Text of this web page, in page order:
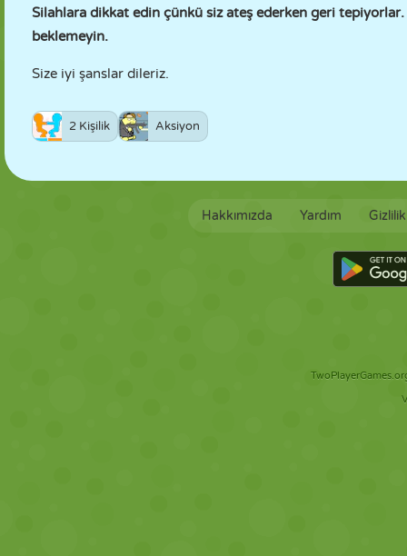
Silahlara dikkat edin çünkü siz ateş ederken geri tepiyorlar.
beklemeyin.
Size iyi şanslar dileriz.
2 Kişilik Aksiyon
Hakkımızda Yardım